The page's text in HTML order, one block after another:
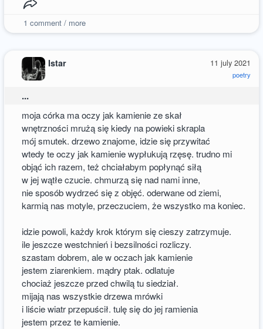
1 comment / more
11 july 2021
poetry
Istar
...
moja córka ma oczy jak kamienie ze skał
wnętrzności mrużą się kiedy na powieki skrapla
mój smutek. drzewo znajome, idzie się przywitać
wtedy te oczy jak kamienie wypłukują rzęsę. trudno mi
objąć ich razem, też chciałabym popłynąć siłą
w jej wątłe czucie. chmurzą się nad nami inne,
nie sposób wydrzeć się z objęć. oderwane od ziemi,
karmią nas motyle, przeczuciem, że wszystko ma koniec.
idzie powoli, każdy krok którym się cieszy zatrzymuje.
ile jeszcze westchnień i bezsilności rozliczy.
szastam dobrem, ale w oczach jak kamienie
jestem ziarenkiem. mądry ptak. odlatuje
chociaż jeszcze przed chwilą tu siedział.
mijają nas wszystkie drzewa mrówki
i liście wiatr przepuścił. tulę się do jej ramienia
jestem przez te kamienie.